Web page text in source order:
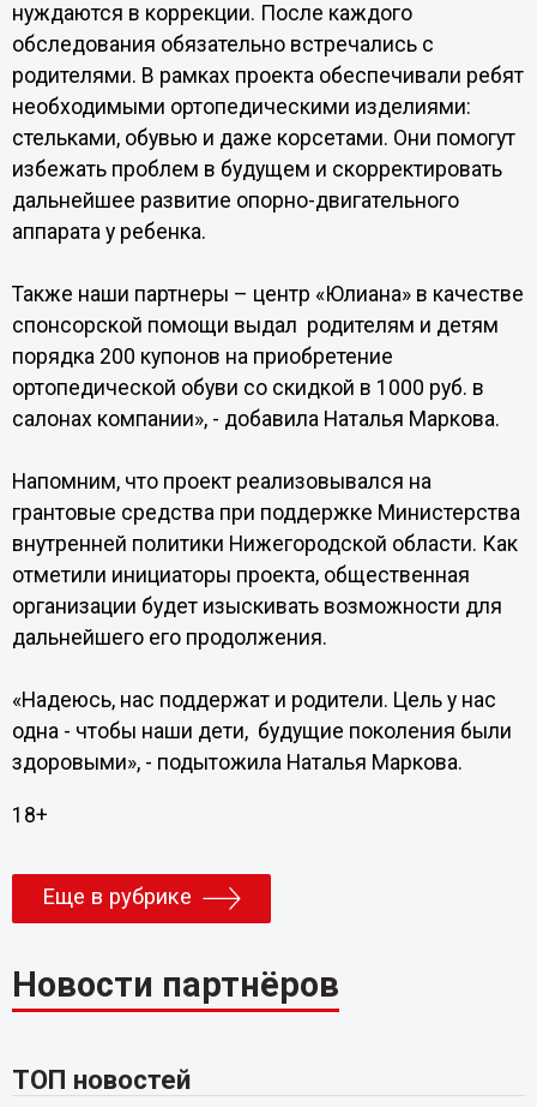
нуждаются в коррекции. После каждого
обследования обязательно встречались с
родителями. В рамках проекта обеспечивали ребят
необходимыми ортопедическими изделиями:
стельками, обувью и даже корсетами. Они помогут
избежать проблем в будущем и скорректировать
дальнейшее развитие опорно-двигательного
аппарата у ребенка.
Также наши партнеры – центр «Юлиана» в качестве
спонсорской помощи выдал родителям и детям
порядка 200 купонов на приобретение
ортопедической обуви со скидкой в 1000 руб. в
салонах компании», - добавила Наталья Маркова.
Напомним, что проект реализовывался на
грантовые средства при поддержке Министерства
внутренней политики Нижегородской области. Как
отметили инициаторы проекта, общественная
организации будет изыскивать возможности для
дальнейшего его продолжения.
«Надеюсь, нас поддержат и родители. Цель у нас
одна - чтобы наши дети, будущие поколения были
здоровыми», - подытожила Наталья Маркова.
18+
Еще в рубрике
Новости партнёров
ТОП новостей